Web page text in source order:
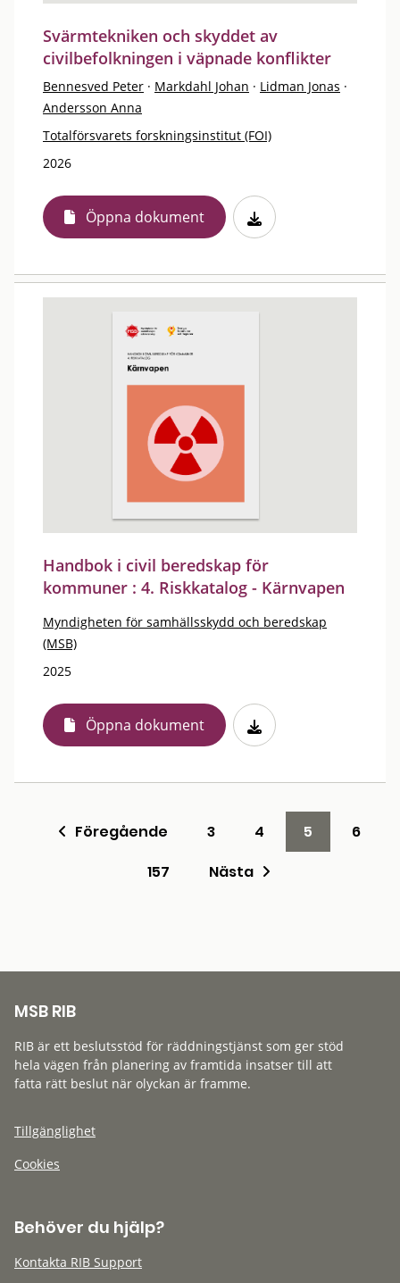
Svärmtekniken och skyddet av
civilbefolkningen i väpnade konflikter
Bennesved Peter · Markdahl Johan · Lidman Jonas ·
Andersson Anna
Totalförsvarets forskningsinstitut (FOI)
2026
Öppna dokument
Handbok i civil beredskap för
kommuner : 4. Riskkatalog - Kärnvapen
Myndigheten för samhällsskydd och beredskap
(MSB)
2025
Öppna dokument
Föregående 3 4 5
6
157
Nästa
MSB RIB
RIB är ett beslutsstöd för räddningstjänst som ger stöd
hela vägen från planering av framtida insatser till att
fatta rätt beslut när olyckan är framme.
Tillgänglighet
Cookies
Behöver du hjälp?
Kontakta RIB Support